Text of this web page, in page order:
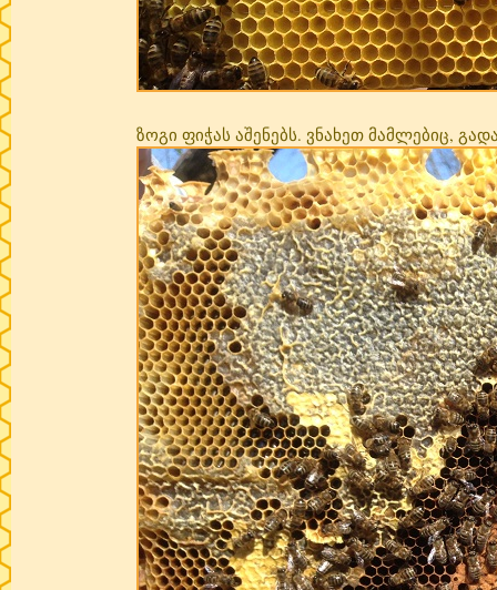
ზოგი ფიჭას აშენებს. ვნახეთ მამლებიც,